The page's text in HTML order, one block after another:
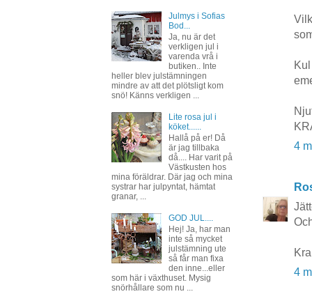
4
4
Julmys i Sofias
Bod...
Ja, nu är det
verkligen jul i
varenda vrå i
butiken.. Inte
heller blev julstämningen
mindre av att det plötsligt kom
snö! Känns verkligen ...
Lite rosa jul i
köket......
Hallå på er! Då
är jag tillbaka
då.... Har varit på
Västkusten hos
mina föräldrar. Där jag och mina
systrar har julpyntat, hämtat
granar, ...
GOD JUL....
Hej! Ja, har man
inte så mycket
julstämning ute
så får man fixa
den inne...eller
som här i växthuset. Mysig
snörhållare som nu ...